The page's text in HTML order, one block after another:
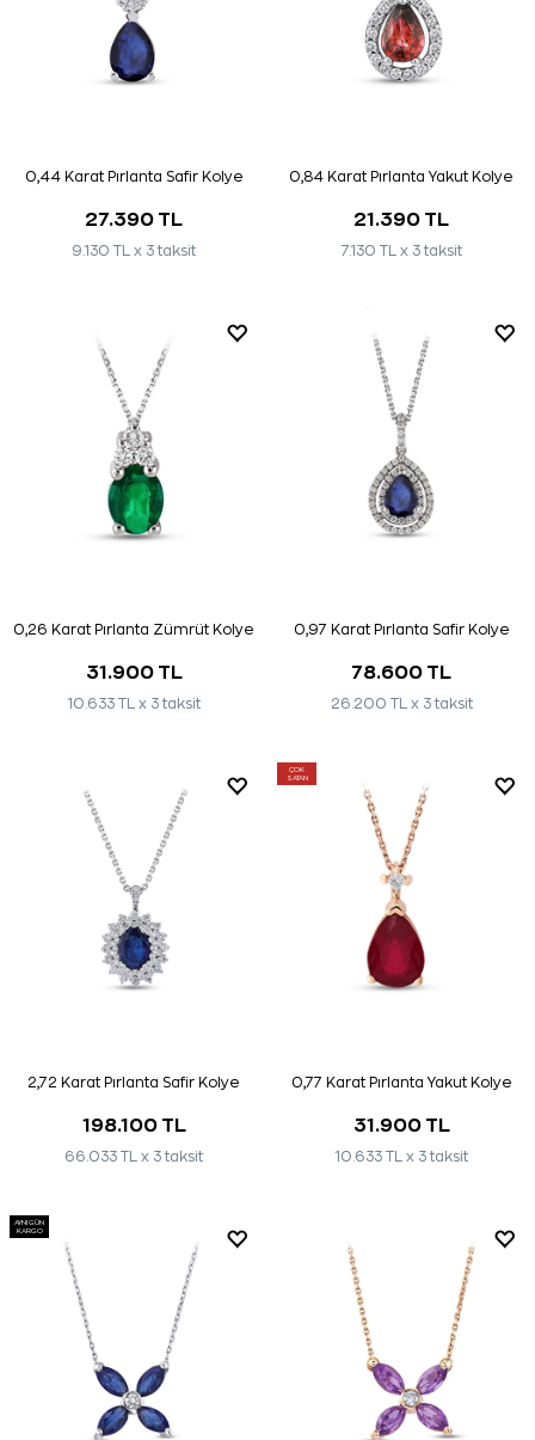
0,44 Karat Pırlanta Safir Kolye
27.390 TL
9.130 TL x 3 taksit
0,84 Karat Pırlanta Yakut Kolye
21.390 TL
7.130 TL x 3 taksit
0,26 Karat Pırlanta Zümrüt Kolye
31.900 TL
10.633 TL x 3 taksit
0,97 Karat Pırlanta Safir Kolye
78.600 TL
26.200 TL x 3 taksit
2,72 Karat Pırlanta Safir Kolye
198.100 TL
66.033 TL x 3 taksit
ÇOK
SATAN
0,77 Karat Pırlanta Yakut Kolye
31.900 TL
10.633 TL x 3 taksit
AYNI GÜN
KARGO